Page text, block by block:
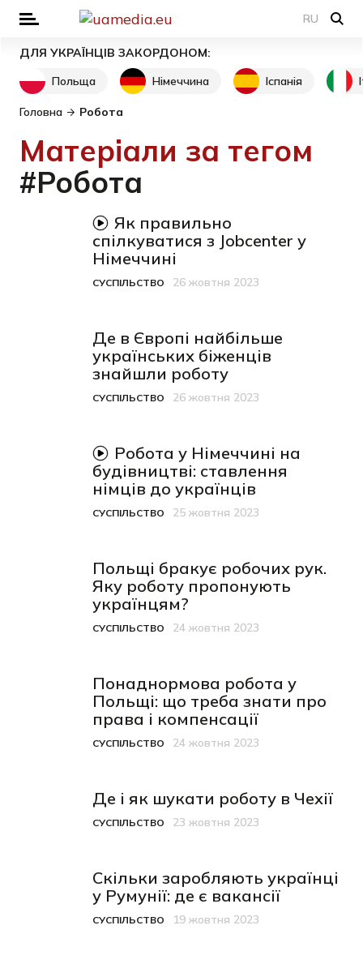
RU
ДЛЯ УКРАЇНЦІВ ЗАКОРДОНОМ:
Польща
Німеччина Іспанія
Головна Робота
Матеріали за тегом
#Робота
відео-матеріал
Як правильно
спілкуватися з Jobcenter у
Німеччині
Категорія
СУСПІЛЬСТВО
Дата публікації26 жовтня 2023
Де в Європі найбільше
українських біженців
знайшли роботу
Категорія
СУСПІЛЬСТВО
Дата публікації26 жовтня 2023
відео-матеріал
Робота у Німеччині на
будівництві: ставлення
німців до українців
Категорія
СУСПІЛЬСТВО
Дата публікації25 жовтня 2023
Польщі бракує робочих рук.
Яку роботу пропонують
українцям?
Категорія
СУСПІЛЬСТВО
Дата публікації24 жовтня 2023
Понаднормова робота у
Польщі: що треба знати про
права і компенсації
Категорія
СУСПІЛЬСТВО
Дата публікації24 жовтня 2023
Де і як шукати роботу в Чехії
Категорія
СУСПІЛЬСТВО
Дата публікації23 жовтня 2023
Скільки заробляють українці
у Румунії: де є вакансії
Категорія
СУСПІЛЬСТВО
Дата публікації19 жовтня 2023